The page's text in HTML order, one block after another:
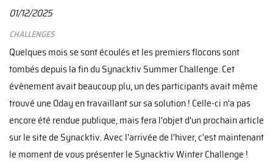
01/12/2025
Challenges
Quelques mois se sont écoulés et les premiers flocons sont
tombés depuis la fin du Synacktiv Summer Challenge. Cet
évènement avait beaucoup plu, un des participants avait même
trouvé une 0day en travaillant sur sa solution ! Celle-ci n'a pas
encore été rendue publique, mais fera l'objet d'un prochain article
sur le site de Synacktiv. Avec l'arrivée de l'hiver, c'est maintenant
le moment de vous présenter le Synacktiv Winter Challenge !